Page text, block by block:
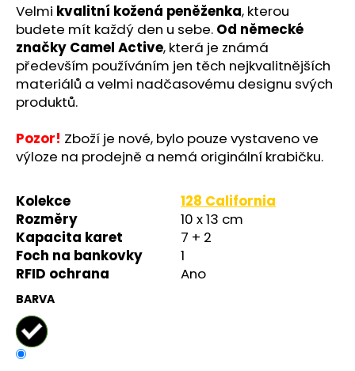
Velmi kvalitní kožená peněženka, kterou
budete mít každý den u sebe. Od německé
značky Camel Active, která je známá
především používáním jen těch nejkvalitnějších
materiálů a velmi nadčasovému designu svých
produktů.
Pozor! Zboží je nové, bylo pouze vystaveno ve
výloze na prodejně a nemá originální krabičku.
Kolekce
128 California
Rozměry
10 x 13 cm
Kapacita karet
7 + 2
Foch na bankovky
1
RFID ochrana
Ano
BARVA
HLEDAT
D
o
p
o
r
u
u
j
e
m
e